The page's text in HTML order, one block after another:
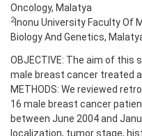
Oncology, Malatya
2Inonu University Faculty Of
Biology And Genetics,
OBJECTIVE: The aim of
male breast cancer treated
METHODS: We reviewed
16 male breast cancer
between June 2004 and
localization, tumor stage,